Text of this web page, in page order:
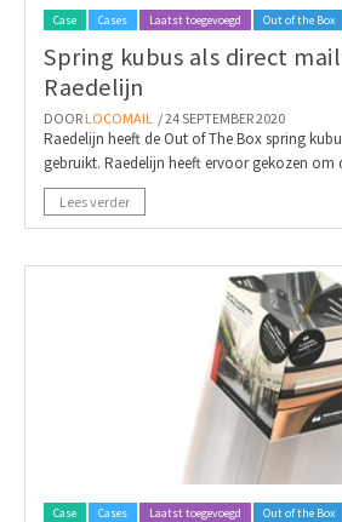
Case Cases Laatst toegevoegd Out of the Box
Spring kubus als direct
Raedelijn
DOOR LOCOMAIL / 24 SEPTEMBER 2020
Raedelijn heeft de Out of The Box spring
gebruikt. Raedelijn heeft ervoor gekozen om
Lees verder
Case Cases Laatst toegevoegd Out of the Box